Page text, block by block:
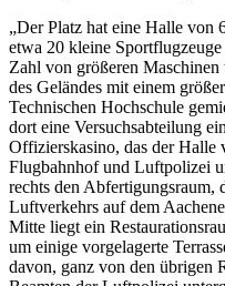
„Der Platz hat eine Halle von
etwa 20 kleine
Zahl von größeren
des Geländes mit einem
Technischen Hochschule
dort eine Versuchsabteilung
Offizierskasino, das der Halle
Flugbahnhof und Luftpolizei
rechts den Abfertigungsraum,
Luftverkehrs auf dem
Mitte liegt ein
um einige vorgelagerte
davon, ganz von den übrigen